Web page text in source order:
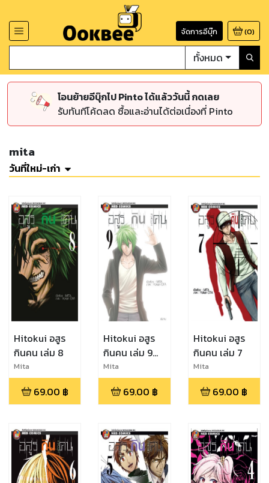
จัดการอีบุ๊ก (0)
ทั้งหมด
โอนย้ายอีบุ๊กไป Pinto ได้แล้ววันนี้ กดเลย
รับทันทีโค้ดลด ซื้อและอ่านได้ต่อเนื่องที่ Pinto
mita
วันที่ใหม่-เก่า
Hitokui อสูร
กินคน เล่ม 8
Mita
69.00 ฿
Hitokui อสูร
กินคน เล่ม 9
(จบ)
Mita
69.00 ฿
Hitokui อสูร
กินคน เล่ม 7
Mita
69.00 ฿